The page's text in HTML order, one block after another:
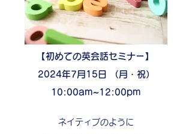
【初めての英会話セミナー】
2024年7月15日 （月・祝）
10:00am~12:00pm
ネイティブのように